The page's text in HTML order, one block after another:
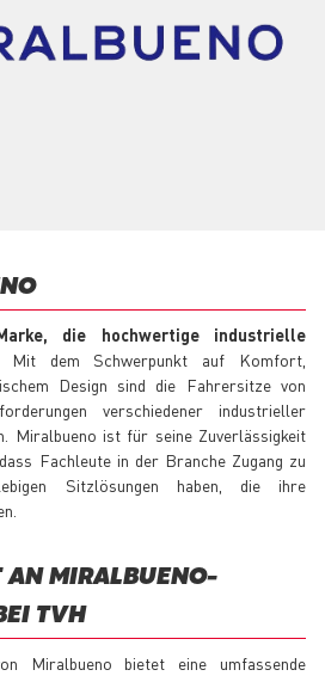
die hochwertige industrielle
. Mit dem Schwerpunkt auf Komfort,
Design sind die Fahrersitze von
verschiedener industrieller
Miralbueno ist für seine Zuverlässigkeit
Fachleute in der Branche Zugang zu
Sitzlösungen haben, die ihre
AN MIRALBUENO-
TVH
Miralbueno bietet eine umfassende